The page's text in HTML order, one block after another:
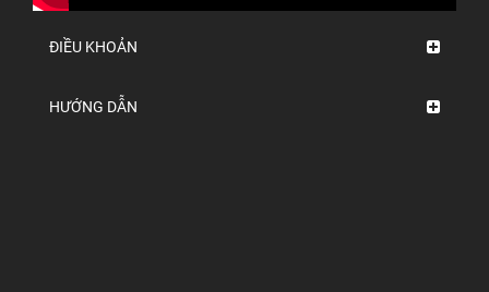
ĐIỀU KHOẢN
HƯỚNG DẪN